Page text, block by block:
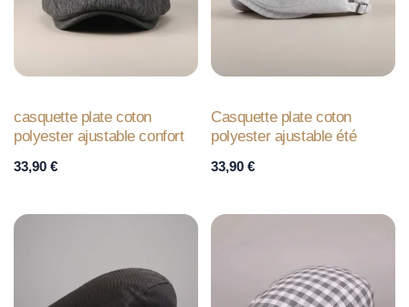
casquette plate coton
polyester ajustable confort
33,90 €
Casquette plate coton
polyester ajustable été
33,90 €